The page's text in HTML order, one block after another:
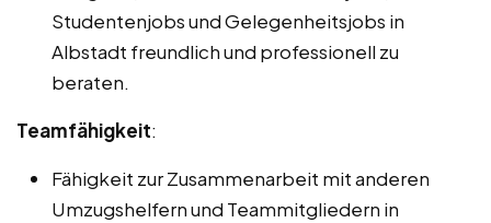
Studentenjobs und Gelegenheitsjobs in
Albstadt freundlich und professionell zu
beraten.
Teamfähigkeit:
Fähigkeit zur Zusammenarbeit mit anderen
Umzugshelfern und Teammitgliedern in